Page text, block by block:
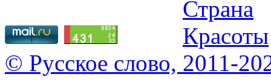
© Русское слово, 2011-